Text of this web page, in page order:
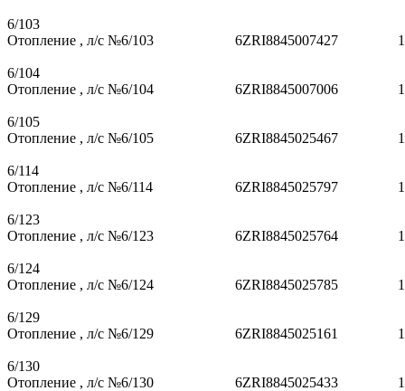
6/103
Отопление , л/с №6/103
6ZRI8845007427
6/104
Отопление , л/с №6/104
6ZRI8845007006
6/105
Отопление , л/с №6/105
6ZRI8845025467
6/114
Отопление , л/с №6/114
6ZRI8845025797
6/123
Отопление , л/с №6/123
6ZRI8845025764
6/124
Отопление , л/с №6/124
6ZRI8845025785
6/129
Отопление , л/с №6/129
6ZRI8845025161
6/130
Отопление , л/с №6/130
6ZRI8845025433